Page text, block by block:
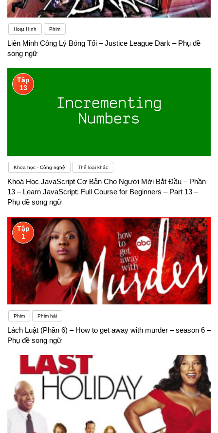
Hoạt Hình Phim
Liên Minh Công Lý Bóng Tối – Justice League Dark – Phụ đề
song ngữ
Tập
13
Khoa học - Công nghệ Thể loại khác
Khoá Học JavaScript Cơ Bản Cho Người Mới Bắt Đầu – Phần
13 – Learn JavaScript: Full Course for Beginners – Part 13 –
Phụ đề song ngữ
Tập
1
Phim Phim hài
Lách Luật (Phần 6) – How to get away with murder – season 6 –
Phụ đề song ngữ